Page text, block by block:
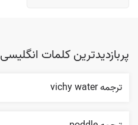
پربازدیدترین کلمات انگلیسی
ترجمه vichy water